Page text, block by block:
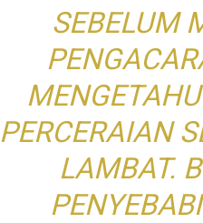
SEBELUM
PERCERAIAN
LAMBAT.